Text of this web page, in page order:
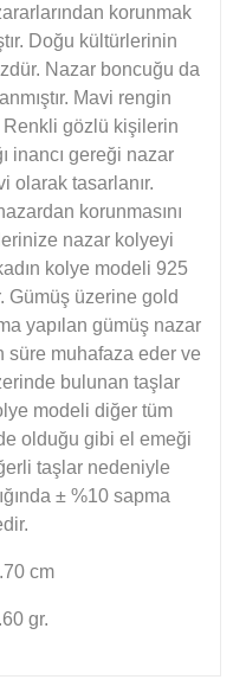
korunmak
Doğu kültürlerinin
Nazar boncuğu da
Mavi rengin
gözlü kişilerin
inancı gereği nazar
olarak tasarlanır.
korunmasını
nazar kolyeyi
kolye modeli 925
Gümüş üzerine gold
yapılan gümüş nazar
süre muhafaza eder ve
bulunan taşlar
modeli diğer tüm
olduğu gibi el emeği
taşlar nedeniyle
± %10 sapma
cm
gr.